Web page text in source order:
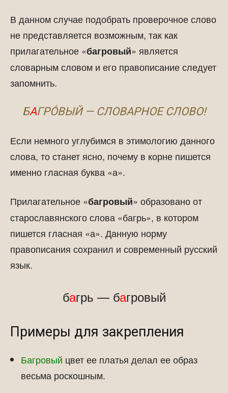
В данном случае подобрать проверочное слово
не представляется возможным, так как
прилагательное «багровый» является
словарным словом и его правописание следует
запомнить.
БАГРО́ВЫЙ — СЛОВАРНОЕ СЛОВО!
Если немного углубимся в этимологию данного
слова, то станет ясно, почему в корне пишется
именно гласная буква «а».
Прилагательное «багровый» образовано от
старославянского слова «багрь», в котором
пишется гласная «а». Данную норму
правописания сохранил и современный русский
язык.
багрь — багровый
Примеры для закрепления
Багровый цвет ее платья делал ее образ
весьма роскошным.